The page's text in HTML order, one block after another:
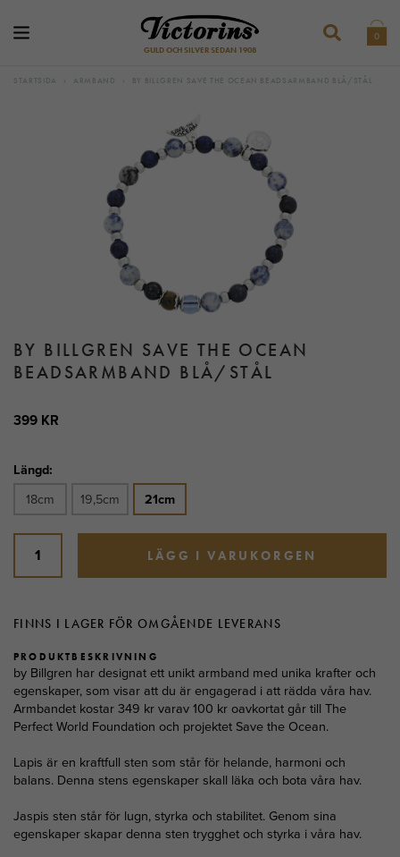
GULD OCH SILVER SEDAN 1908
0
STARTSIDA ARMBAND BY BILLGREN SAVE THE OCEAN BEADSARMBAND BLÅ/STÅL
BY BILLGREN SAVE THE OCEAN
BEADSARMBAND BLÅ/STÅL
PRODUKTBESKRIVNING
by Billgren har designat ett unikt armband med unika krafter och
egenskaper, som visar att du är engagerad i att rädda våra hav.
Armbandet kostar 349 kr varav 100 kr oavkortat går till The
Perfect World Foundation och projektet Save the Ocean.
Lapis är en kraftfull sten som står för helande, harmoni och
balans. Denna stens egenskaper skall läka och bota våra hav.
Jaspis sten står för lugn, styrka och stabilitet. Genom sina
egenskaper skapar denna sten trygghet och styrka i våra hav.
399 KR
Längd:
18cm
19,5cm 21cm
LÄGG I VARUKORGEN
FINNS I LAGER FÖR OMGÅENDE LEVERANS